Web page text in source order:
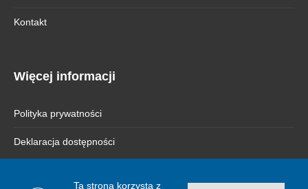
Ta strona korzysta z
Kontakt
Więcej informacji
Polityka prywatności
Deklaracja dostępności